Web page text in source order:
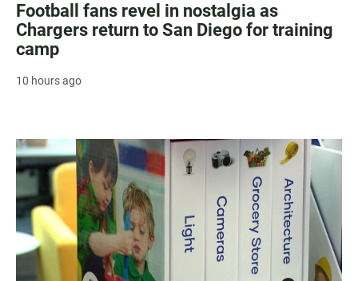
Football fans revel in nostalgia as
Chargers return to San Diego for training
camp
10 hours ago